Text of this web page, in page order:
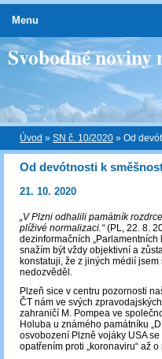
Svobodné
Úvod » SN č. 10/2020 » Od
Od devótnosti k
21. 10. 2020
„V Plzni odhalili památník
plíživé normalizaci.“(PL, 22. 8.
dezinformačních „Parlamentních
snažím být vždy objektivní a
konstatuji, že z jiných médií
nedozvěděl.
Plzeň sice v centru pozornosti
ČT nám ve svých
zahraničí M. Pompea ve
Holuba u známého památníku
osvobození Plzně vojáky USA
opatřením proti „koronaviru“ až
Menu